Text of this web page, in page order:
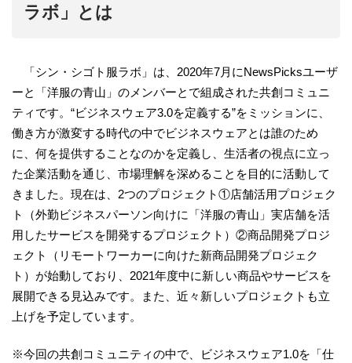
ラボ」とは
「シン・シゴト服ラボ」は、2020年7月にNewsPicksユーザ
ーと「洋服の青山」のメンバーとで組成された共創コミュニ
ティです。“ビジネスウェア3.0を定義する”をミッションに、
働き方が激変する時代の中でビジネスウェアとは誰のため
に、何を提供することなのかを定義し、生活者の視点に立っ
た企業活動を通じ、市場理解を深めることを目的に活動して
きました。現在は、2つのプロジェクト①店舗活用プロジェク
ト（外勤ビジネスパーソン向けに「洋服の青山」実店舗を活
用したサービスを開発するプロジェクト）②商品開発プロジ
ェクト（リモートワーカーに向けた新商品開発プロジェク
ト）が始動しており、2021年度中に新しい商品やサービスを
展開できる見込みです。また、近々新しいプロジェクトも立
上げを予定しています。
※今回の共創コミュニティの中で、ビジネスウェア1.0を「仕